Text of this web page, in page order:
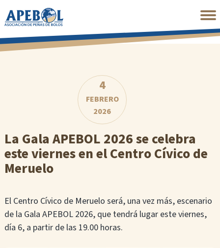
al
principal
4
FEBRERO
2026
La Gala APEBOL 2026 se celebra
este viernes en el Centro Cívico de
Meruelo
El Centro Cívico de Meruelo será, una vez más, escenario
de la Gala APEBOL 2026, que tendrá lugar este viernes,
día 6, a partir de las 19.00 horas.